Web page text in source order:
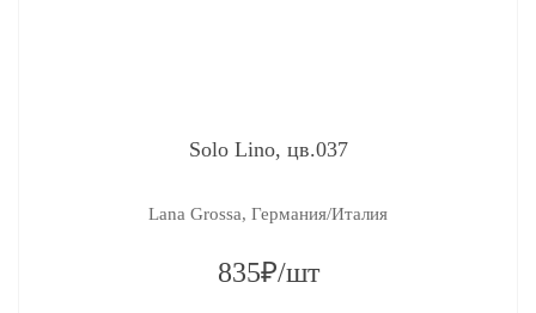
Solo Lino, цв.037
Lana Grossa, Германия/Италия
835₽/шт